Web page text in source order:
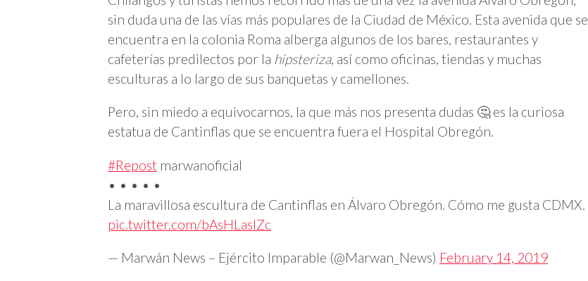
sin duda una de las vías más populares de la Ciudad de México. Esta avenida que se
encuentra en la colonia Roma alberga algunos de los bares, restaurantes y
cafeterías predilectos por la hipsteriza, así como oficinas, tiendas y muchas
esculturas a lo largo de sus banquetas y camellones.
Pero, sin miedo a equivocarnos, la que más nos presenta dudas 🤔 es la curiosa
estatua de Cantinflas que se encuentra fuera el Hospital Obregón.
#Repost marwanoficial
• • • • •
La maravillosa escultura de Cantinflas en Álvaro Obregón. Cómo me gusta CDMX.
pic.twitter.com/bAsHLaslZc
— Marwán News – Ejército Imparable (@Marwan_News) February 14, 2019